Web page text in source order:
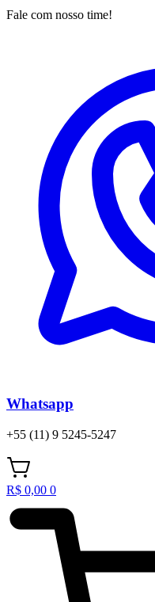
Fale com nosso time!
Whatsapp
+55 (11) 9 5245-5247
R$ 0,00 0